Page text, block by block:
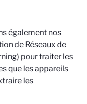
également nos
de Réseaux de
pour traiter les
que les appareils
les